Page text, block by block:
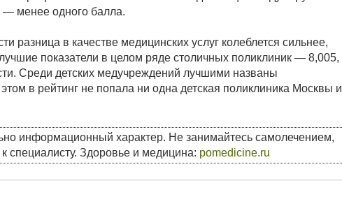
менее одного балла.
разница в качестве медицинских услуг колеблется сильнее,
показатели в целом ряде столичных поликлиник — 8,005,
Среди детских медучреждений лучшими названы
в рейтинг не попала ни одна детская поликлиника Москвы и
информационный характер. Не занимайтесь самолечением,
специалисту. Здоровье и медицина: pomedicine.ru